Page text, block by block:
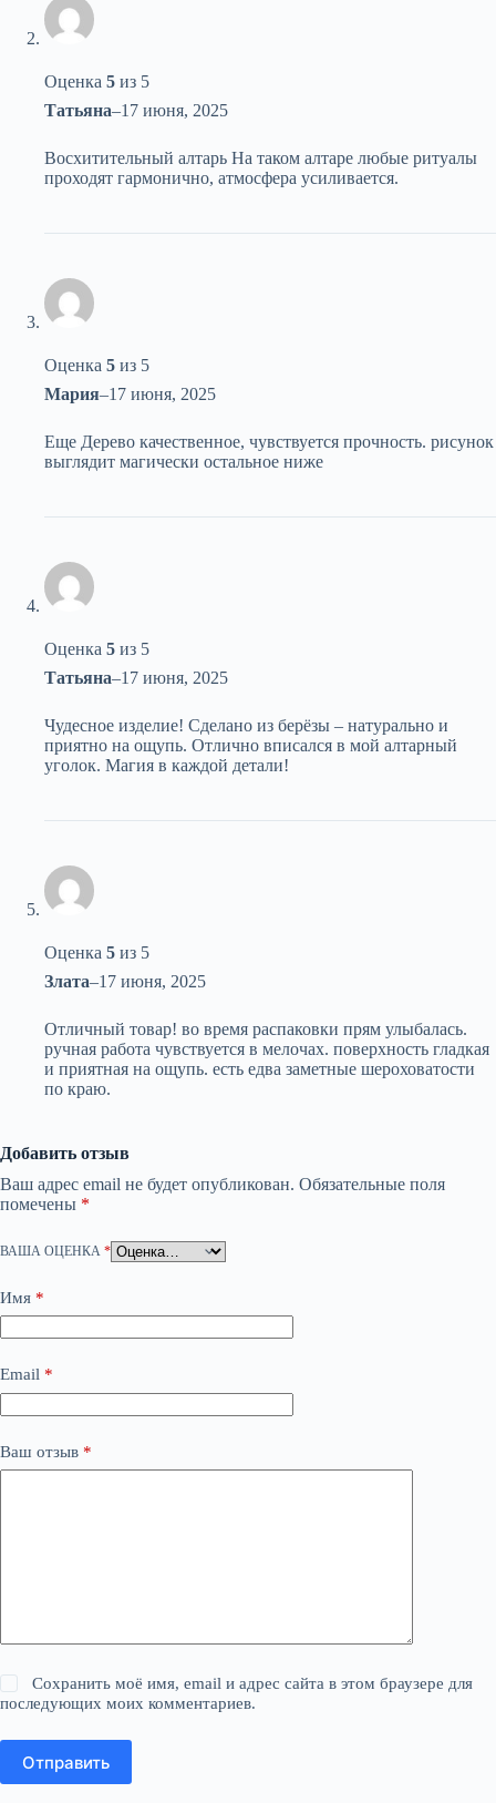
Оценка 5 из 5
Татьяна–17 июня, 2025
Восхитительный алтарь На таком алтаре любые ритуалы
проходят гармонично, атмосфера усиливается.
Оценка 5 из 5
Мария–17 июня, 2025
Еще Дерево качественное, чувствуется прочность. рисунок
выглядит магически остальное ниже
Оценка 5 из 5
Татьяна–17 июня, 2025
Чудесное изделие! Сделано из берёзы – натурально и
приятно на ощупь. Отлично вписался в мой алтарный
уголок. Магия в каждой детали!
Оценка 5 из 5
Злата–17 июня, 2025
Отличный товар! во время распаковки прям улыбалась.
ручная работа чувствуется в мелочах. поверхность гладкая
и приятная на ощупь. есть едва заметные шероховатости
по краю.
Добавить отзыв
Ваш адрес email не будет опубликован. Обязательные поля
помечены *
ВАША ОЦЕНКА *
Имя *
Email *
Ваш отзыв *
Сохранить моё имя, email и адрес сайта в этом браузере для
последующих моих комментариев.
Отправить